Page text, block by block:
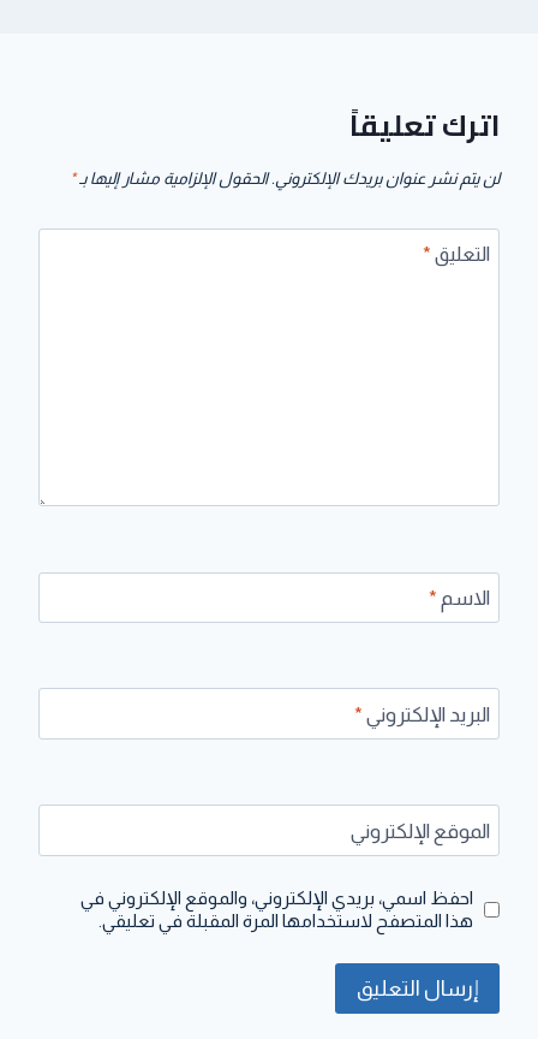
اترك تعليقاً
لن يتم نشر عنوان بريدك الإلكتروني. الحقول الإلزامية مشار إليها بـ*
التعليق *
الاسم *
البريد الإلكتروني *
الموقع الإلكتروني
احفظ اسمي، بريدي الإلكتروني، والموقع الإلكتروني في
هذا المتصفح لاستخدامها المرة المقبلة في تعليقي.